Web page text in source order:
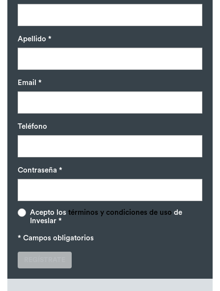
Apellido *
Email *
Teléfono
Contraseña *
Acepto los términos y condiciones de uso de
Inveslar *
* Campos obligatorios